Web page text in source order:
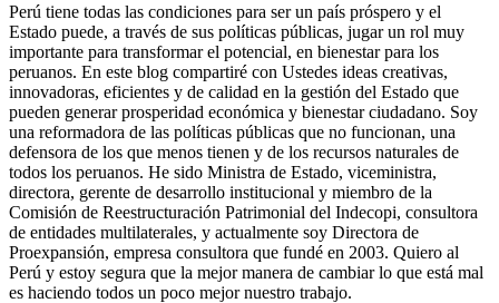
Perú tiene todas las condiciones para ser un país próspero y el
Estado puede, a través de sus políticas públicas, jugar un rol muy
importante para transformar el potencial, en bienestar para los
peruanos. En este blog compartiré con Ustedes ideas creativas,
innovadoras, eficientes y de calidad en la gestión del Estado que
pueden generar prosperidad económica y bienestar ciudadano. Soy
una reformadora de las políticas públicas que no funcionan, una
defensora de los que menos tienen y de los recursos naturales de
todos los peruanos. He sido Ministra de Estado, viceministra,
directora, gerente de desarrollo institucional y miembro de la
Comisión de Reestructuración Patrimonial del Indecopi, consultora
de entidades multilaterales, y actualmente soy Directora de
Proexpansión, empresa consultora que fundé en 2003. Quiero al
Perú y estoy segura que la mejor manera de cambiar lo que está mal
es haciendo todos un poco mejor nuestro trabajo.